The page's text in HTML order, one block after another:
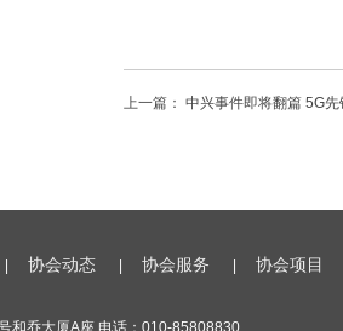
上一篇： 中兴事件即将翻篇 5G
协会动态 协会服务 协会项目
和乔大厦A座 电话：010-85808830